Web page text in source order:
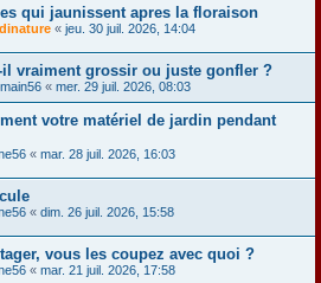
qui jaunissent apres la floraison
« jeu. 30 juil. 2026, 14:04
il vraiment grossir ou juste gonfler ?
« mer. 29 juil. 2026, 08:03
votre matériel de jardin pendant
« mar. 28 juil. 2026, 16:03
« dim. 26 juil. 2026, 15:58
vous les coupez avec quoi ?
« mar. 21 juil. 2026, 17:58